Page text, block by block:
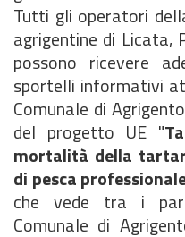
Tutti gli operatori
agrigentine di Licata,
possono ricevere
sportelli informativi
Comunale di
del progetto UE "
mortalità della
di pesca
che vede tra i
Comunale di